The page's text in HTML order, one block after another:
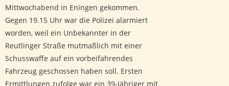
Mittwochabend in Eningen gekommen.
Gegen 19.15 Uhr war die Polizei alarmiert
worden, weil ein Unbekannter in der
Reutlinger Straße mutmaßlich mit einer
Schusswaffe auf ein vorbeifahrendes
Fahrzeug geschossen haben soll. Ersten
Ermittlungen zufolge war ein 39-Jähriger mit